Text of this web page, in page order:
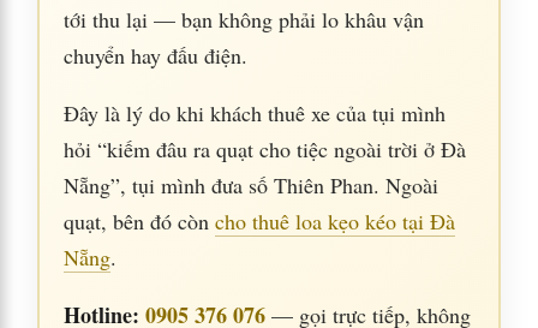
tới thu lại — bạn không phải lo khâu vận
chuyển hay đấu điện.
Đây là lý do khi khách thuê xe của tụi mình
hỏi “kiếm đâu ra quạt cho tiệc ngoài trời ở Đà
Nẵng”, tụi mình đưa số Thiên Phan. Ngoài
quạt, bên đó còn cho thuê loa kẹo kéo tại Đà
Nẵng.
Hotline: 0905 376 076— gọi trực tiếp, không